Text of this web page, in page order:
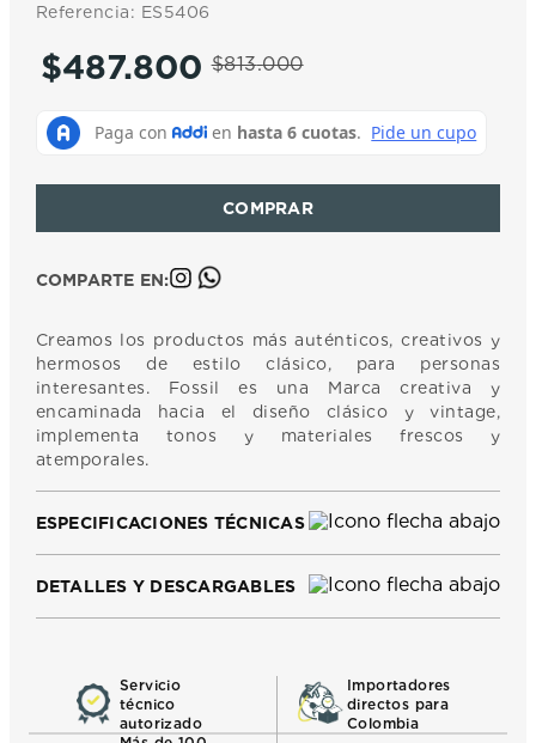
Referencia: ES5406
$813.000
$487.800
COMPARTE EN:
Creamos los productos más auténticos, creativos y
hermosos de estilo clásico, para personas
interesantes. Fossil es una Marca creativa y
encaminada hacia el diseño clásico y vintage,
implementa tonos y materiales frescos y
atemporales.
ESPECIFICACIONES TÉCNICAS
DETALLES Y DESCARGABLES
Servicio
técnico
autorizado
Importadores
directos para
Colombia